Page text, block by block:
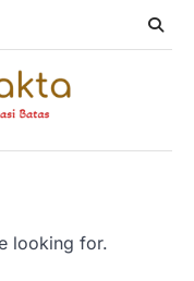
looking for.